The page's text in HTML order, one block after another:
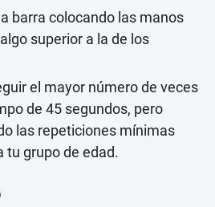
barra colocando las manos
superior a la de los
el mayor número de veces
de 45 segundos, pero
las repeticiones mínimas
tu grupo de edad.